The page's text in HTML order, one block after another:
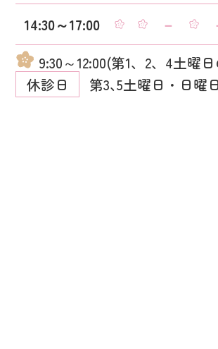
9:30～12:00(第1、2、4土曜
休診日
第3､5土曜日・日曜
14:30～17:00
－